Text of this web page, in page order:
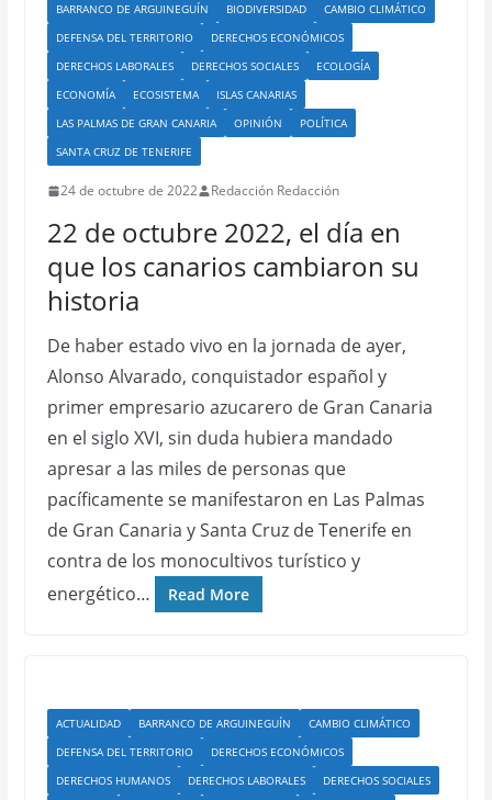
BARRANCO DE ARGUINEGUÍN
BIODIVERSIDAD
CAMBIO CLIMÁTICO
DEFENSA DEL TERRITORIO
DERECHOS ECONÓMICOS
DERECHOS LABORALES
DERECHOS SOCIALES
ECOLOGÍA
ECONOMÍA
ECOSISTEMA
ISLAS CANARIAS
LAS PALMAS DE GRAN CANARIA
OPINIÓN
POLÍTICA
SANTA CRUZ DE TENERIFE
24 de octubre de 2022 Redacción Redacción
22 de octubre 2022, el día en
que los canarios cambiaron su
historia
De haber estado vivo en la jornada de ayer,
Alonso Alvarado, conquistador español y
primer empresario azucarero de Gran Canaria
en el siglo XVI, sin duda hubiera mandado
apresar a las miles de personas que
pacíficamente se manifestaron en Las Palmas
de Gran Canaria y Santa Cruz de Tenerife en
contra de los monocultivos turístico y
energético…
Read More
ACTUALIDAD BARRANCO DE ARGUINEGUÍN
CAMBIO CLIMÁTICO
DEFENSA DEL TERRITORIO
DERECHOS ECONÓMICOS
DERECHOS HUMANOS
DERECHOS LABORALES
DERECHOS SOCIALES